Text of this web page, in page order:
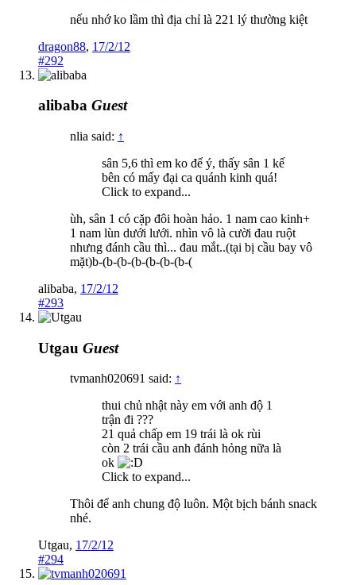
nếu nhớ ko lầm thì địa chỉ là 221 lý thường kiệt
dragon88, 17/2/12
#292
alibaba Guest
nlia said: ↑
sân 5,6 thì em ko để ý, thấy sân 1 kế
bên có mấy đại ca quánh kinh quá!
Click to expand...
ùh, sân 1 có cặp đôi hoàn hảo. 1 nam cao kinh+
1 nam lùn dưới lưới. nhìn vô là cười đau ruột
nhưng đánh cầu thì... đau mắt..(tại bị cầu bay vô
mặt)b-(b-(b-(b-(b-(b-(b-(
alibaba, 17/2/12
#293
Utgau Guest
tvmanh020691 said: ↑
thui chủ nhật này em với anh độ 1
trận đi ???
21 quả chấp em 19 trái là ok rùi
còn 2 trái cầu anh đánh hỏng nữa là
ok
Click to expand...
Thôi để anh chung độ luôn. Một bịch bánh snack
nhé.
Utgau, 17/2/12
#294